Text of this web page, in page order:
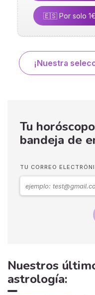
🇪🇸 Por solo 1€
¡Nuestra
Tu
bandeja de
TU CORREO
Nuestros
astrología: